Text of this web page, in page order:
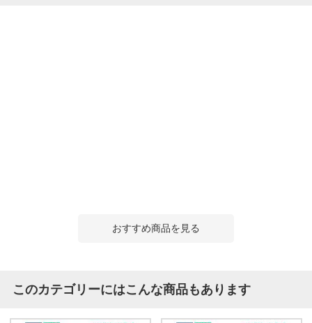
おすすめ商品を見る
このカテゴリーにはこんな商品もあります